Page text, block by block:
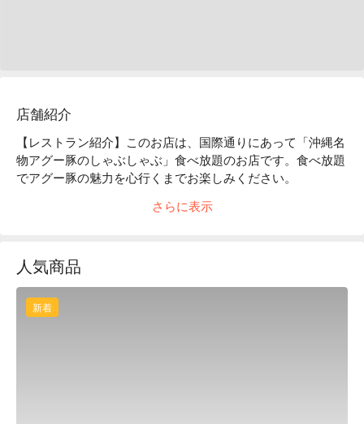
店舗紹介
【レストラン紹介】このお店は、国際通りにあって「沖縄名
物アグー豚のしゃぶしゃぶ」食べ放題のお店です。食べ放題
でアグー豚の魅力を心行くまでお楽しみください。
シャレな店内は、キラキラしてインスタ映え間違いなし！
さらに表示
人気商品
新着